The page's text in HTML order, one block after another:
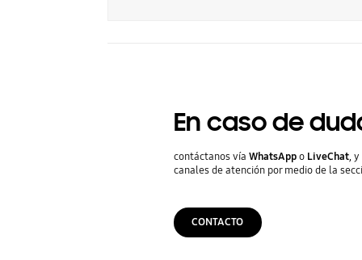
En caso de
contáctanos vía WhatsAppo LiveChat, y
canales de atención por medio de la
CONTACTO